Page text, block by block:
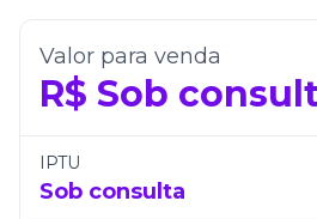
este imóvel oferece o
conforto e exclusividade. O
é a escolha certa para quem
Itapema tem a oferecer.
Valor para venda
R$ Sob
IPTU
Sob consulta